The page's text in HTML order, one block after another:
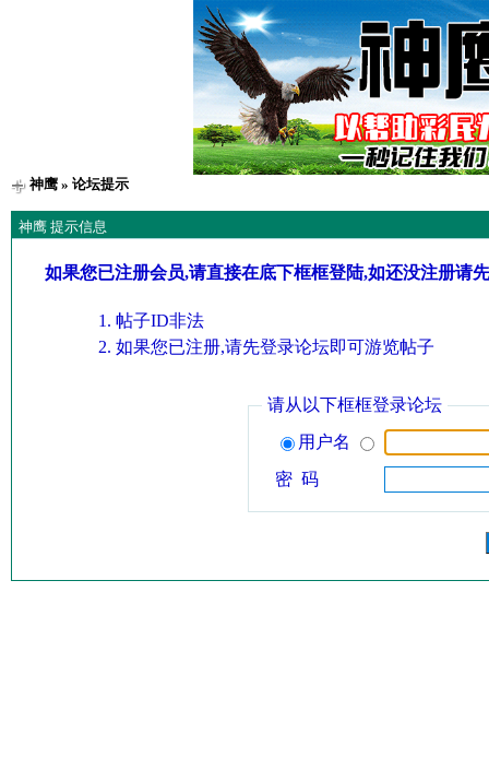
神鹰» 论坛提示
神鹰 提示信息
如果您已注册会员,请直接在底下框框登陆,如还没注册请
帖子ID非法
如果您已注册,请先登录论坛即可游览帖子
请从以下框框登录论坛
用户名
密 码